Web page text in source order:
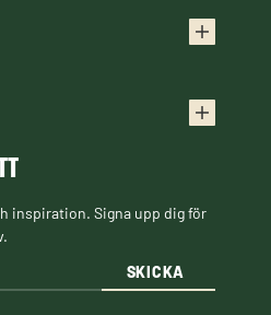
inspiration. Signa upp dig för
SKICKA